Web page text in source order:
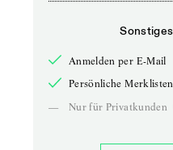
Sonstiges
Anmelden per E-Mail
Persönliche Merklisten
—
Nur für Privatkunden